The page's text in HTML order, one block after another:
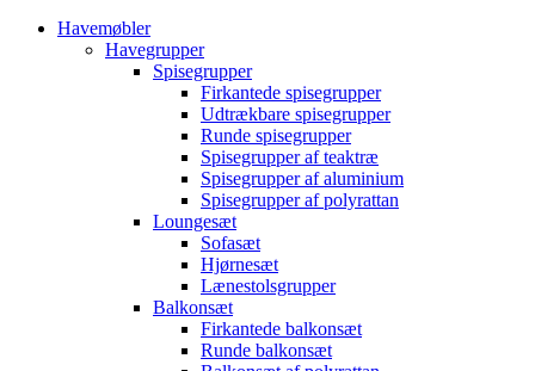
Havemøbler
Havegrupper
Spisegrupper
Firkantede spisegrupper
Udtrækbare spisegrupper
Runde spisegrupper
Spisegrupper af teaktræ
Spisegrupper af aluminium
Spisegrupper af polyrattan
Loungesæt
Sofasæt
Hjørnesæt
Lænestolsgrupper
Balkonsæt
Firkantede balkonsæt
Runde balkonsæt